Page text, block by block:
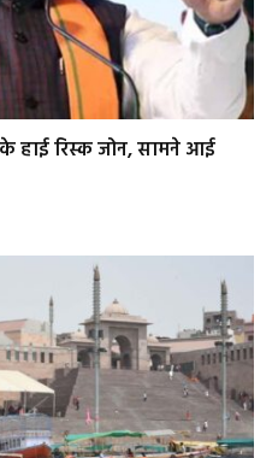
हाई रिस्क जोन, सामने आई